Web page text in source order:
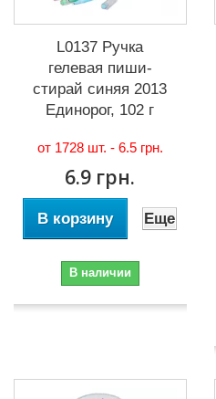
L0137 Ручка
гелевая пиши-
стирай синяя 2013
Единорог, 102 г
от 1728 шт. - 6.5 грн.
6.9 грн.
В корзину Еще
В наличии